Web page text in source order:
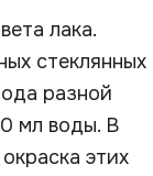
лака.
стеклянных
разной
мл воды. В
этих